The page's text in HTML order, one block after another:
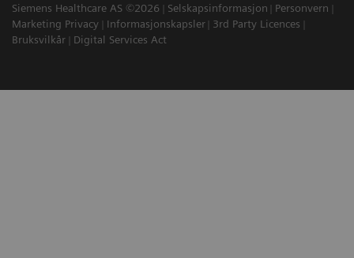
Siemens Healthcare AS ©2026 Selskapsinformasjon
Personvern
Marketing Privacy
Informasjonskapsler
3rd Party Licences
Bruksvilkår
Digital Services Act